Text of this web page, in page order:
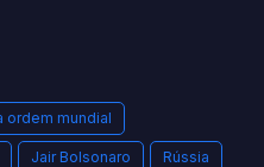
ordem mundial
Jair Bolsonaro Rússia